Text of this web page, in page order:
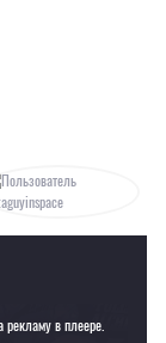
рекламу в плеере.